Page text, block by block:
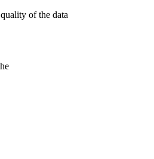
of the data